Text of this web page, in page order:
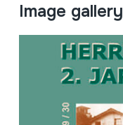
Image gallery